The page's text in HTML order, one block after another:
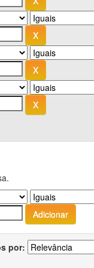
por: